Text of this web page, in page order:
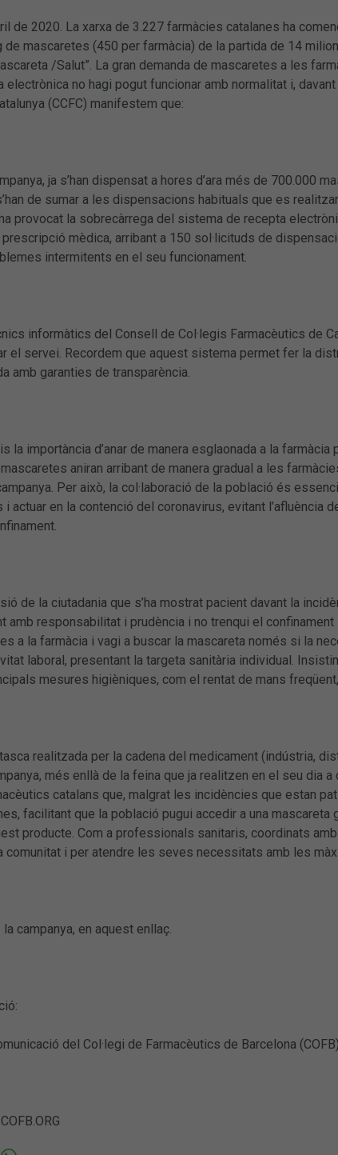
de 2020. La xarxa de 3.227 farmàcies catalanes ha
de mascaretes (450 per farmàcia) de la partida de 14
/Salut”. La gran demanda de mascaretes a les
no hagi pogut funcionar amb normalitat i,
(CCFC) manifestem que:
ja s’han dispensat a hores d’ara més de 700.000
de sumar a les dispensacions habituals que es
provocat la sobrecàrrega del sistema de recepta
mèdica, arribant a 150 sol·licituds de
intermitents en el seu funcionament.
informàtics del Consell de Col·legis Farmacèutics de
el servei. Recordem que aquest sistema permet fer la
amb garanties de transparència.
la importància d’anar de manera esglaonada a la
aniran arribant de manera gradual a les
Per això, la col·laboració de la població és
i actuar en la contenció del coronavirus, evitant
de la ciutadania que s’ha mostrat pacient davant la
amb responsabilitat i prudència i no trenqui el
a la farmàcia i vagi a buscar la mascareta només si la
laboral, presentant la targeta sanitària individual.
mesures higièniques, com el rentat de mans
realitzada per la cadena del medicament (indústria,
més enllà de la feina que ja realitzen en el seu dia
catalans que, malgrat les incidències que estan
facilitant que la població pugui accedir a una mascareta
producte. Com a professionals sanitaris, coordinats
comunitat i per atendre les seves necessitats amb les
campanya, en aquest enllaç.
del Col·legi de Farmacèutics de Barcelona (COFB)